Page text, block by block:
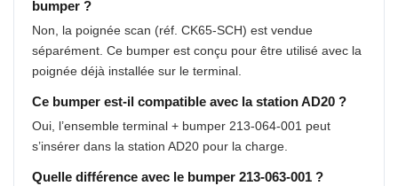
bumper ?
Non, la poignée scan (réf. CK65-SCH) est vendue
séparément. Ce bumper est conçu pour être utilisé avec la
poignée déjà installée sur le terminal.
Ce bumper est-il compatible avec la station AD20 ?
Oui, l’ensemble terminal + bumper 213-064-001 peut
s’insérer dans la station AD20 pour la charge.
Quelle différence avec le bumper 213-063-001 ?